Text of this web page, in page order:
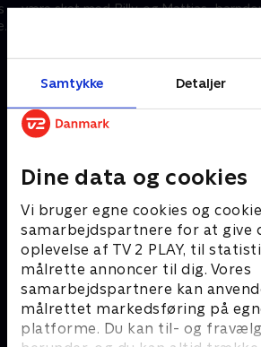
Samtykke Detaljer
Dine data og cookies
Vi bruger egne cookies og
samarbejdspartnere for at give
oplevelse af TV 2 PLAY, til
målrette annoncer til dig. Vores
samarbejdspartnere kan
målrettet markedsføring på
platforme. Du kan til- og
være sket med Billy, og Mattias
identitet
hun at
Andre så også
Happy fucking Pride
Drama • 1 sæsoner